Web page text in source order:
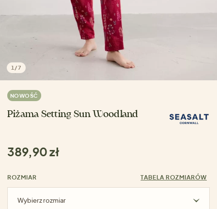
1 /7
NOWOŚĆ
Piżama Setting Sun Woodland
389,90 zł
ROZMIAR TABELA ROZMIARÓW
Wybierz rozmiar